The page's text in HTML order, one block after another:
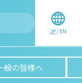
JP/EN
般の皆様へ